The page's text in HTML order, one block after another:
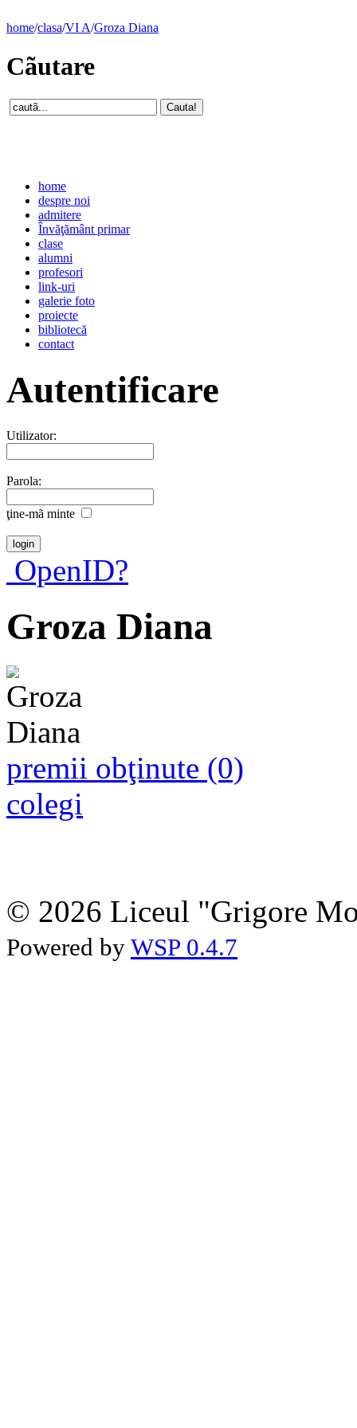
home/clasa/VI A/Groza Diana
Cãutare
home
despre noi
admitere
Învăţământ primar
clase
alumni
profesori
link-uri
galerie foto
proiecte
bibliotecă
contact
Autentificare
Utilizator:
Parola:
ţine-mã minte
OpenID?
Groza Diana
premii obţinute (0)
colegi
© 2026 Liceul "Grigore
Powered by WSP 0.4.7